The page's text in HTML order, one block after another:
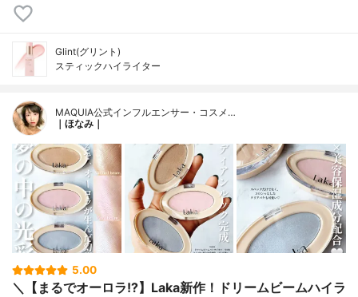
Glint(グリント)
スティックハイライター
MAQUIA公式インフルエンサー・コスメ…
｜ほなみ｜
5.00
＼【まるでオーロラ!?】Laka新作！ドリームビームハイラ